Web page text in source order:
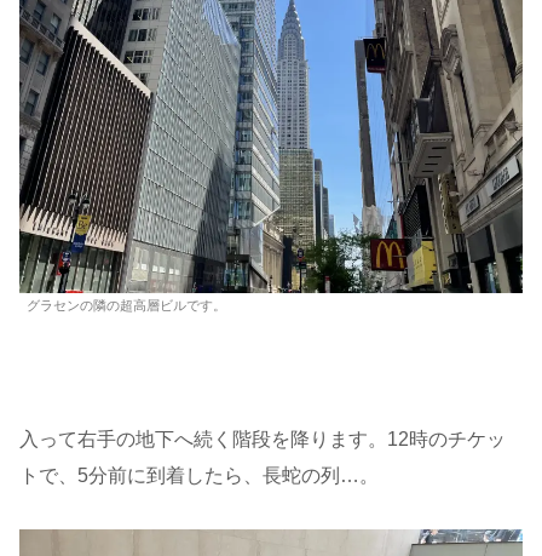
グラセンの隣の超高層ビルです。
入って右手の地下へ続く階段を降ります。12時のチケッ
トで、5分前に到着したら、長蛇の列…。